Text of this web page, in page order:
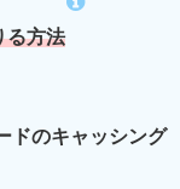
る方法
ドのキャッシング